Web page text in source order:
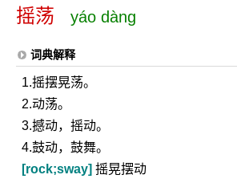
摇荡 yáo dàng
词典解释
1.摇摆晃荡。
2.动荡。
3.撼动，摇动。
4.鼓动，鼓舞。
[rock;sway] 摇晃摆动